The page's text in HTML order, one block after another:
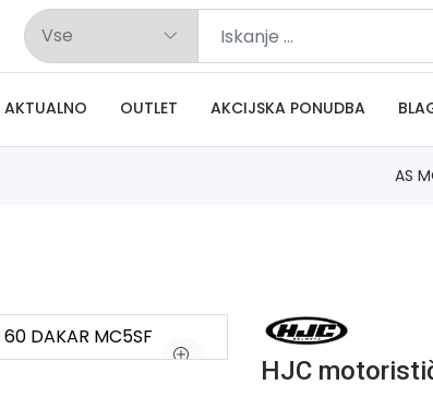
AKTUALNO OUTLET AKCIJSKA PONUDBA
AS
HJC